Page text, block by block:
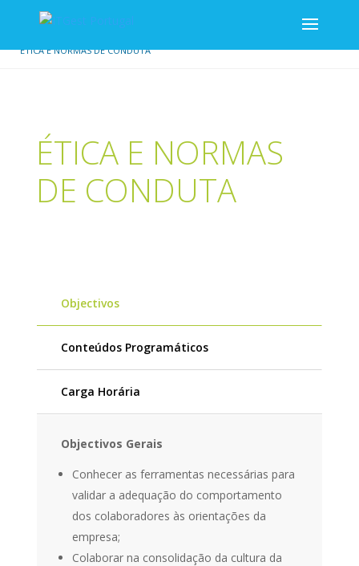
/ ESTRATÉGIA E COMPETIVIDADE
ÉTICA E NORMAS DE CONDUTA
ÉTICA E NORMAS
DE CONDUTA
Objectivos
Conteúdos Programáticos
Carga Horária
Objectivos Gerais
Conhecer as ferramentas necessárias para
validar a adequação do comportamento
dos colaboradores às orientações da
empresa;
Colaborar na consolidação da cultura da